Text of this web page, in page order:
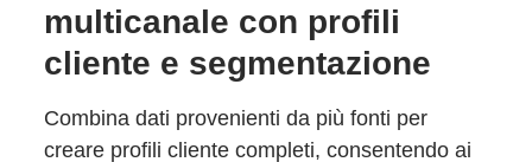
multicanale con profili
cliente e segmentazione
Combina dati provenienti da più fonti per
creare profili cliente completi, consentendo ai